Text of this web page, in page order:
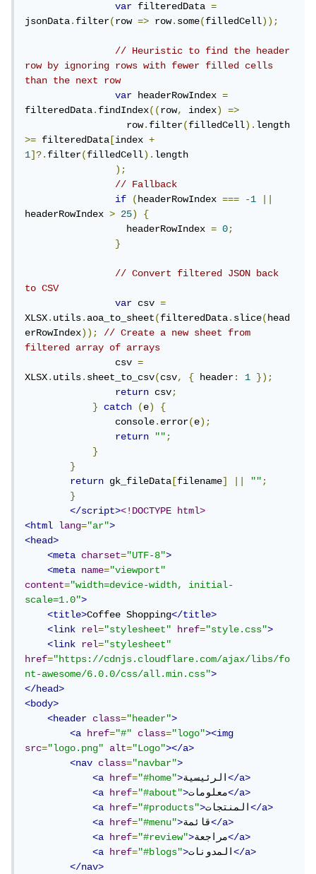
var filteredData =
jsonData.filter(row => row.some(filledCell));
// Heuristic to find the header
row by ignoring rows with fewer filled cells
than the next row
var headerRowIndex =
filteredData.findIndex((row, index)
=>
                  row
.filter(filledCell).
>= filteredData [index +
1]?.filter(filledCell).length
);
// Fallback
if
(headerRowIndex === -1
headerRowIndex > 25)
{
                  headerRowIndex
= 0;
}
// Convert filtered JSON back
to CSV
var csv =
XLSX.utils.aoa_to_sheet(filteredData.slice(head
erRowIndex));
// Create a new sheet from
filtered array of arrays
                csv
=
XLSX.utils.sheet_to_csv(csv, { header: 1
});
return csv;
}
catch (e)
{
                console
.error(e);
return
"";
}
}
return gk_fileData [filename] "";
}
</script><!DOCTYPE html>
<html
lang="ar">
<head>
<meta
charset="UTF-8">
<meta
name="viewport"
content="width=device-width, initial-
scale=1.0">
<title>Coffee Shopping</title>
<link
rel="stylesheet" href="style.css">
<link
rel="stylesheet"
href="https://cdnjs.cloudflare.com/ajax/libs/fo
nt-awesome/6.0.0/css/all.min.css">
</head>
<body>
<header
class="header">
<a
href="#" class="logo"><img
src="logo.png" alt="Logo"></a>
<nav
class="navbar">
<a
href="#home">الرئيسية</a>
<a
href="#about">معلومات</a>
<a
href="#products">المنتجات</a>
<a
href="#menu">قائمة</a>
<a
href="#review">مراجعة</a>
<a
href="#blogs">المدونات</a>
</nav>